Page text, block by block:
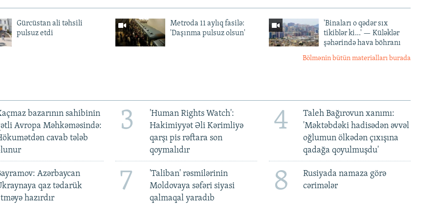
Gürcüstan ali təhsili
pulsuz etdi
Metroda 11 aylıq fasilə:
'Daşınma pulsuz olsun'
'Binaları o qədər sıx
tikiblər ki...' — Küləklər
şəhərində hava böhranı
Bölmənin bütün materialları burada
bazarının sahibinin
Avropa Məhkəməsində:
cavab tələb
3
'Human Rights Watch':
Hakimiyyət Əli Kərimliyə
qarşı pis rəftara son
qoymalıdır
4
Taleh Bağırovun xanımı:
'Məktəbdəki hadisədən əvvəl
oğlumun ölkədən çıxışına
qadağa qoyulmuşdu'
Azərbaycan
qaz tədarük
hazırdır
7
'Taliban' rəsmilərinin
Moldovaya səfəri siyasi
qalmaqal yaradıb
8
Rusiyada namaza görə
cərimələr